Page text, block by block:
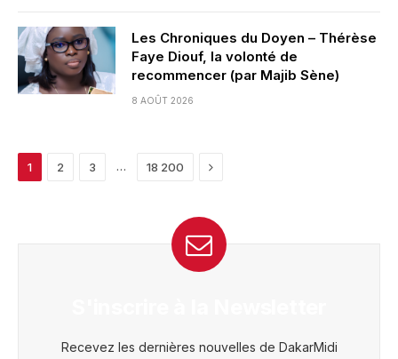
Les Chroniques du Doyen – Thérèse
Faye Diouf, la volonté de
recommencer (par Majib Sène)
8 AOÛT 2026
1 2 3 … 18 200 Next
Recevez les dernières nouvelles de DakarMidi